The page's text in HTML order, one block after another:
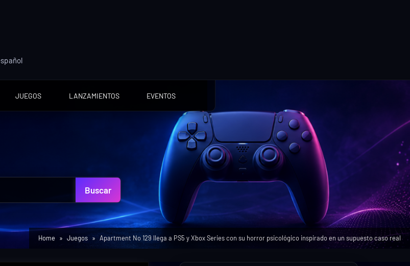
JUEGOS LANZAMIENTOS EVENTOS
Home Juegos Apartment No 129 llega a PS5 y Xbox Series con su horror psicológico inspirado en un supuesto caso real